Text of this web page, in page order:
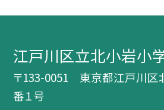
江戸川区立北小岩小
〒133-0051 東京都江戸川区
番１号